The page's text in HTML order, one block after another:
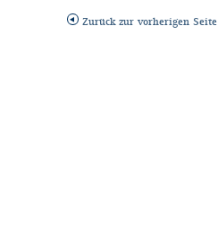
Zurück zur vorherigen Seite